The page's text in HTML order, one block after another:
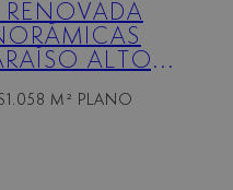
RENOVADA
ALTO,
1.058 M² PLANO